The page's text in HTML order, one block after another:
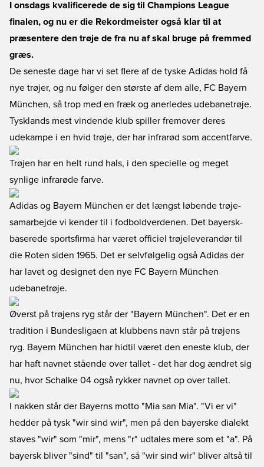
I onsdags kvalificerede de sig til Champions League
finalen, og nu er die Rekordmeister også klar til at
præsentere den trøje de fra nu af skal bruge på fremmed
græs.
De seneste dage har vi set flere af de tyske Adidas hold få
nye trøjer, og nu følger den største af dem alle, FC Bayern
München, så trop med en fræk og anerledes udebanetrøje.
Tysklands mest vindende klub spiller fremover deres
udekampe i en hvid trøje, der har infrarød som accentfarve.
Trøjen har en helt rund hals, i den specielle og meget
synlige infrarøde farve.
Adidas og Bayern München er det længst løbende trøje-
samarbejde vi kender til i fodboldverdenen. Det bayersk-
baserede sportsfirma har været officiel trøjeleverandør til
die Roten siden 1965. Det er selvfølgelig også Adidas der
har lavet og designet den nye FC Bayern München
udebanetrøje.
Øverst på trøjens ryg står der "Bayern München". Det er en
tradition i Bundesligaen at klubbens navn står på trøjens
ryg. Bayern München har hidtil været den eneste klub, der
har haft navnet stående over tallet - det har dog ændret sig
nu, hvor Schalke 04 også rykker navnet op over tallet.
I nakken står der Bayerns motto "Mia san Mia". "Vi er vi"
hedder på tysk "wir sind wir", men på den bayerske dialekt
staves "wir" som "mir", mens "r" udtales mere som et "a". På
bayersk bliver "sind" til "san", så "wir sind wir" bliver altså til